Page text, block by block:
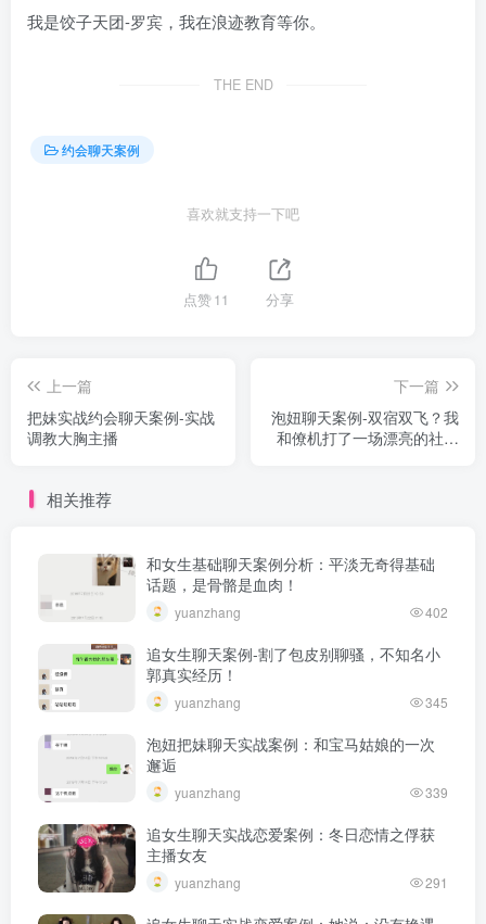
我是饺子天团-罗宾，我在浪迹教育等你。
THE END
约会聊天案例
喜欢就支持一下吧
点赞11 分享
上一篇
把妹实战约会聊天案例-实战
调教大胸主播
下一篇
泡妞聊天案例-双宿双飞？我
和僚机打了一场漂亮的社交
相关推荐
和女生基础聊天案例分析：平淡无奇得基础
话题，是骨骼是血肉！
yuanzhang 402
追女生聊天案例-割了包皮别聊骚，不知名小
郭真实经历！
yuanzhang 345
泡妞把妹聊天实战案例：和宝马姑娘的一次
邂逅
yuanzhang 339
追女生聊天实战恋爱案例：冬日恋情之俘获
主播女友
yuanzhang 291